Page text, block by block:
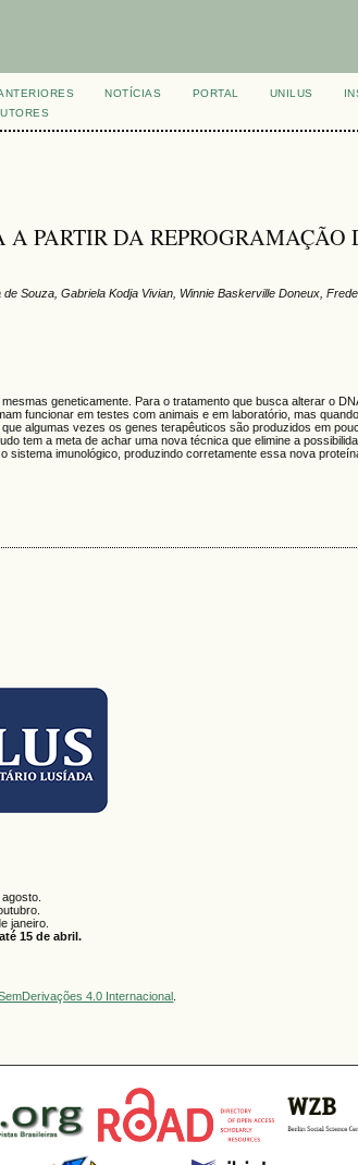
NOTÍCIAS PORTAL UNILUS
PARTIR DA REPROGRAMAÇÃO
Souza, Gabriela Kodja Vivian, Winnie Baskerville Doneux,
geneticamente. Para o tratamento que busca alterar o
funcionar em testes com animais e em laboratório, mas
algumas vezes os genes terapêuticos são produzidos em
tem a meta de achar uma nova técnica que elimine a
imunológico, produzindo corretamente essa nova
janeiro.
15 de abril.
4.0 Internacional